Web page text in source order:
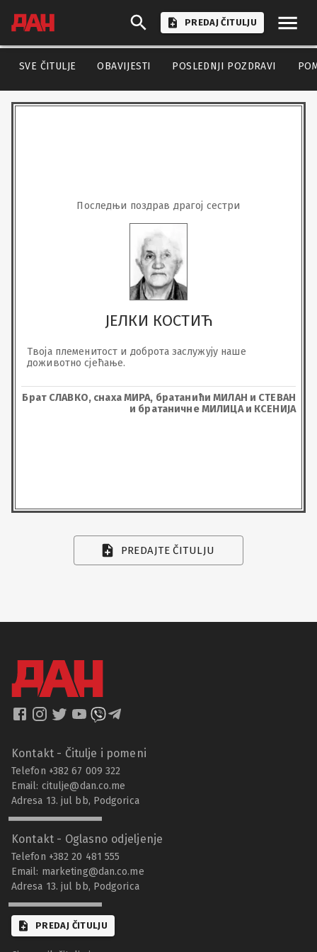
PREDAJ ČITULJU
SVE ČITULJE OBAVIJESTI POSLEDNJI POZDRAVI
Последњи поздрав драгој сестри
ЈЕЛКИ КОСТИЋ
Твоја племенитост и доброта заслужују наше
доживотно сјећање.
Брат СЛАВКО, снаха МИРА, братанићи МИЛАН и СТЕВАН
и братаничне МИЛИЦА и КСЕНИЈА
PREDAJTE ČITULJU
Kontakt - Čitulje i pomeni
Telefon +382 67 009 322
Email: citulje@dan.co.me
Adresa 13. jul bb, Podgorica
Kontakt - Oglasno odjeljenje
Telefon +382 20 481 555
Email: marketing@dan.co.me
Adresa 13. jul bb, Podgorica
PREDAJ ČITULJU